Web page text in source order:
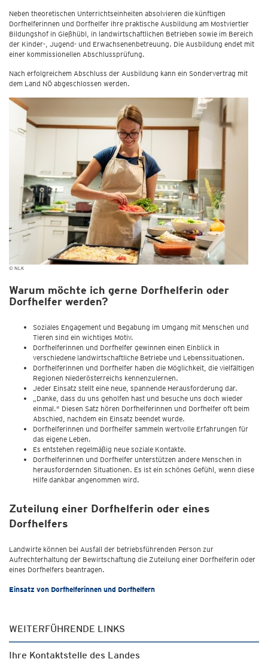
Neben theoretischen Unterrichtseinheiten absolvieren die künftigen
Dorfhelferinnen und Dorfhelfer ihre praktische Ausbildung am Mostviertler
Bildungshof in Gießhübl, in landwirtschaftlichen Betrieben sowie im Bereich
der Kinder-, Jugend- und Erwachsenenbetreuung. Die Ausbildung endet mit
einer kommissionellen Abschlussprüfung.
Nach erfolgreichem Abschluss der Ausbildung kann ein Sondervertrag mit
dem Land NÖ abgeschlossen werden.
© NLK
Warum möchte ich gerne Dorfhelferin oder
Dorfhelfer werden?
Soziales Engagement und Begabung im Umgang mit Menschen und
Tieren sind ein wichtiges Motiv.
Dorfhelferinnen und Dorfhelfer gewinnen einen Einblick in
verschiedene landwirtschaftliche Betriebe und Lebenssituationen.
Dorfhelferinnen und Dorfhelfer haben die Möglichkeit, die vielfältigen
Regionen Niederösterreichs kennenzulernen.
Jeder Einsatz stellt eine neue, spannende Herausforderung dar.
„Danke, dass du uns geholfen hast und besuche uns doch wieder
einmal." Diesen Satz hören Dorfhelferinnen und Dorfhelfer oft beim
Abschied, nachdem ein Einsatz beendet wurde.
Dorfhelferinnen und Dorfhelfer sammeln wertvolle Erfahrungen für
das eigene Leben.
Es entstehen regelmäßig neue soziale Kontakte.
Dorfhelferinnen und Dorfhelfer unterstützen andere Menschen in
herausfordernden Situationen. Es ist ein schönes Gefühl, wenn diese
Hilfe dankbar angenommen wird.
Zuteilung einer Dorfhelferin oder eines
Dorfhelfers
Landwirte können bei Ausfall der betriebsführenden Person zur
Aufrechterhaltung der Bewirtschaftung die Zuteilung einer Dorfhelferin oder
eines Dorfhelfers beantragen.
Einsatz von Dorfhelferinnen und Dorfhelfern
WEITERFÜHRENDE LINKS
Ihre Kontaktstelle des Landes